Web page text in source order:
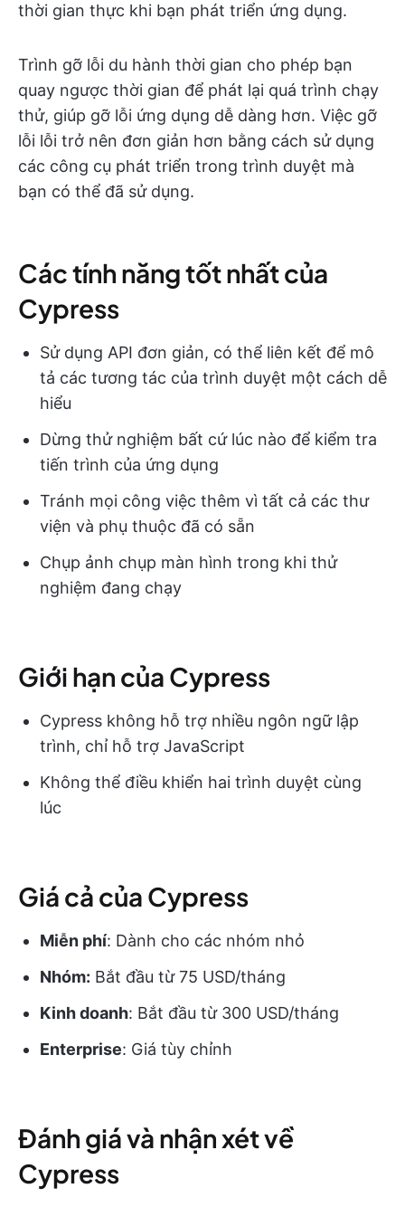
thời gian thực khi bạn phát triển ứng dụng.
Trình gỡ lỗi du hành thời gian cho phép bạn
quay ngược thời gian để phát lại quá trình chạy
thử, giúp gỡ lỗi ứng dụng dễ dàng hơn. Việc gỡ
lỗi lỗi trở nên đơn giản hơn bằng cách sử dụng
các công cụ phát triển trong trình duyệt mà
bạn có thể đã sử dụng.
Các tính năng tốt nhất của
Cypress
Sử dụng API đơn giản, có thể liên kết để mô
tả các tương tác của trình duyệt một cách dễ
hiểu
Dừng thử nghiệm bất cứ lúc nào để kiểm tra
tiến trình của ứng dụng
Tránh mọi công việc thêm vì tất cả các thư
viện và phụ thuộc đã có sẵn
Chụp ảnh chụp màn hình trong khi thử
nghiệm đang chạy
Giới hạn của Cypress
Cypress không hỗ trợ nhiều ngôn ngữ lập
trình, chỉ hỗ trợ JavaScript
Không thể điều khiển hai trình duyệt cùng
lúc
Giá cả của Cypress
Miễn phí: Dành cho các nhóm nhỏ
Nhóm: Bắt đầu từ 75 USD/tháng
Kinh doanh: Bắt đầu từ 300 USD/tháng
Enterprise: Giá tùy chỉnh
Đánh giá và nhận xét về
Cypress